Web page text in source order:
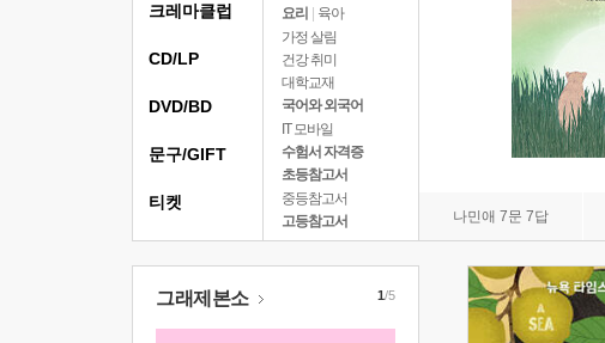
요리
육아
가정 살림
건강 취미
대학교재
국어와 외국어
IT 모바일
수험서 자격증
초등참고서
중등참고서
고등참고서
나민애 7문 7답
크레마클럽
CD/LP
DVD/BD
문구/GIFT
티켓
그래제본소 1/5